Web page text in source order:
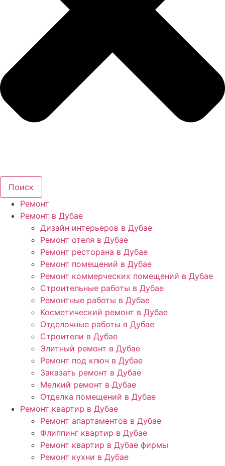
Поиск
Ремонт
Ремонт в Дубае
Дизайн интерьеров в Дубае
Ремонт отеля в Дубае
Ремонт ресторана в Дубае
Ремонт помещений в Дубае
Ремонт коммерческих помещений в Дубае
Строительные работы в Дубае
Ремонтные работы в Дубае
Косметический ремонт в Дубае
Отделочные работы в Дубае
Строители в Дубае
Элитный ремонт в Дубае
Ремонт под ключ в Дубае
Заказать ремонт в Дубае
Мелкий ремонт в Дубае
Отделка помещений в Дубае
Ремонт квартир в Дубае
Ремонт апартаментов в Дубае
Флиппинг квартир в Дубае
Ремонт квартир в Дубае фирмы
Ремонт кухни в Дубае